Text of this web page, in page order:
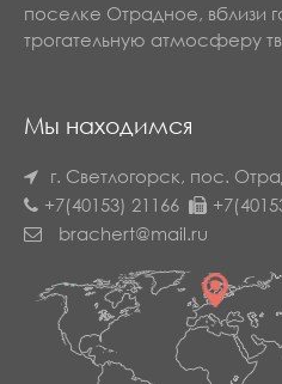
поселке Отрадное, вблизи
трогательную атмосферу
Мы находимся
г. Светлогорск, пос.
+7(40153) 21166
brachert@mail.ru